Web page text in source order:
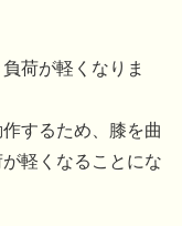
荷が軽くなりま
するため、膝を曲
軽くなることにな